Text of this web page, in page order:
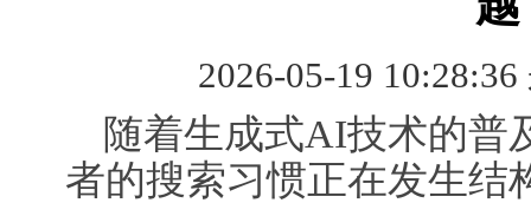
2026-05-19
随着生成式AI技术的普
者的搜索习惯正在发生结